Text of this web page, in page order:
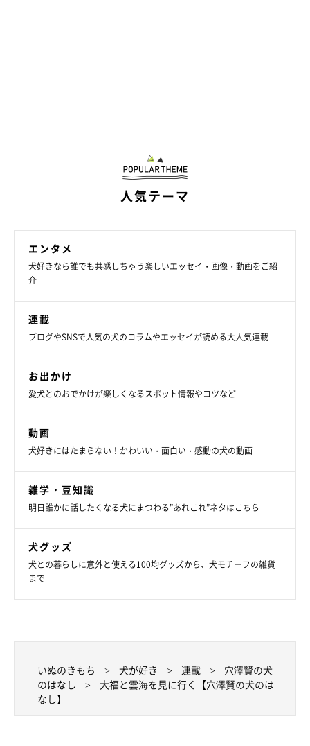
富士見パノラマリゾートに朝5時半に着こうと思うと、夜出発し
ないといけないケースが多いと思うけど、寝不足で運転するのは
危険だし、犬もゆっくり眠れないので、前日に八ヶ岳に来ておい
て早起きしたほうがいいと思う。5時半着がマストではないが、8
時ころになると雲海は消えることが多いので、早朝にしたほうが
いい。
人気テーマ
エンタメ
犬好きなら誰でも共感しちゃう楽しいエッセイ・画像・動画をご紹
介
連載
ブログやSNSで人気の犬のコラムやエッセイが読める大人気連載
お出かけ
愛犬とのおでかけが楽しくなるスポット情報やコツなど
動画
犬好きにはたまらない！かわいい・面白い・感動の犬の動画
雑学・豆知識
明日誰かに話したくなる犬にまつわる”あれこれ”ネタはこちら
犬グッズ
犬との暮らしに意外と使える100均グッズから、犬モチーフの雑貨
まで
いぬのきもち 犬が好き 連載
穴澤賢の犬
のはなし
大福と雲海を見に行く【穴澤賢の犬のは
なし】